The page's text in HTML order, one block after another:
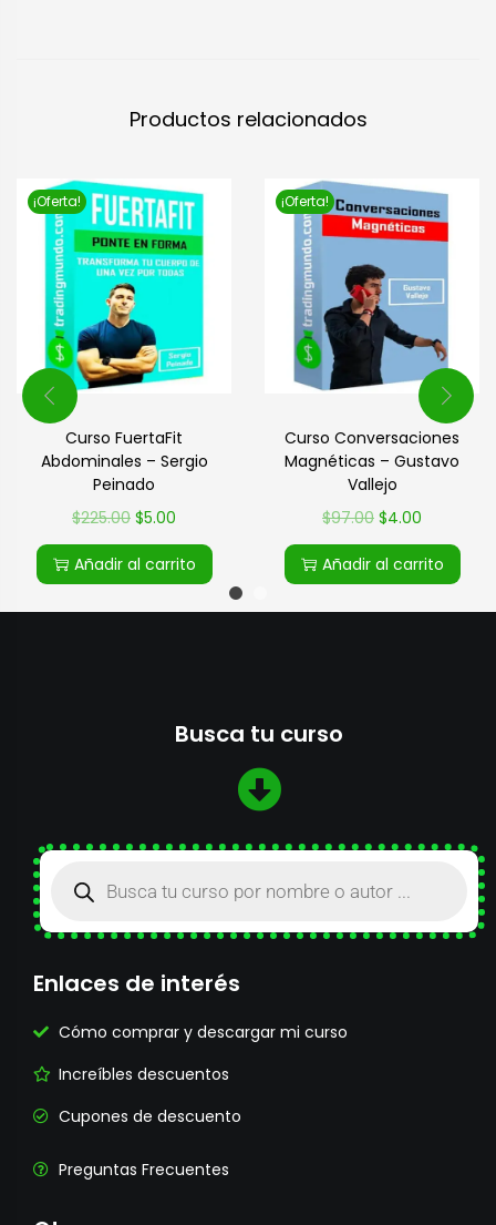
Productos relacionados
¡Oferta!
Curso FuertaFit
Abdominales – Sergio
Peinado
$225.00 $5.00
Añadir al carrito
¡Oferta!
Curso Conversaciones
Magnéticas – Gustavo
Vallejo
$97.00 $4.00
Añadir al carrito
Busca tu curso
Enlaces de interés
Cómo comprar y descargar mi curso
Increíbles descuentos
Cupones de descuento
Preguntas Frecuentes